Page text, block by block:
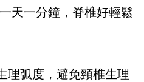
天一分鐘，脊椎好輕鬆
理弧度，避免頸椎生理